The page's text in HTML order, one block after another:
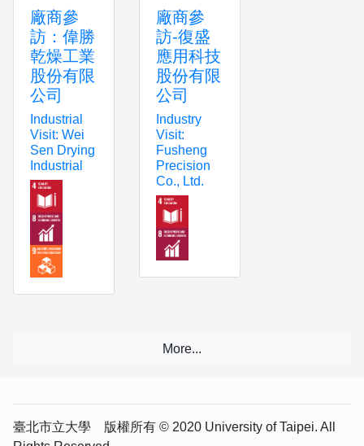
廠商參
訪：偉勝
乾燥工業
股份有限
公司
Industrial
Visit: Wei
Sen Drying
Industrial
廠商參
訪-復盛
應用科技
股份有限
公司
Industry
Visit:
Fusheng
Precision
Co., Ltd.
臺北市立大學 版權所有 © 2020 University of Taipei. All